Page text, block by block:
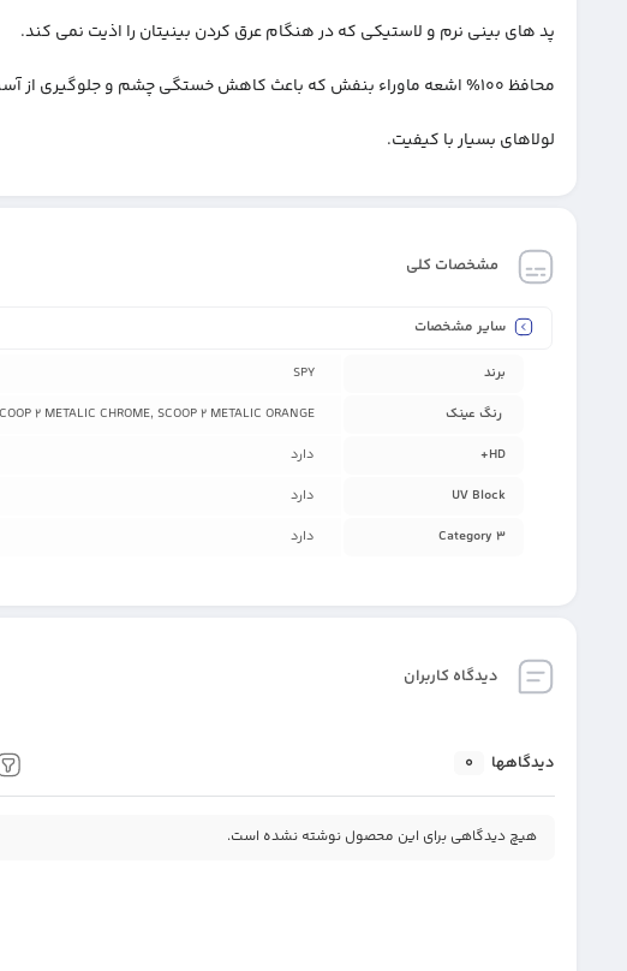
پد های بینی نرم و لاستیکی که در هنگام عرق کردن بینیتان را اذیت نمی کند.
محافظ 100% اشعه ماوراء بنفش که باعث کاهش خستگی چشم و جلوگیری از آسیب رسیدن به چشم ها در طولانی مدت می شود .
لولاهای بسیار با کیفیت.
مشخصات کلی
سایر مشخصات
برند
SPY
رنگ عینک
2 METALIC CHROME, SCOOP 2 METALIC ORANGE
HD+
دارد
UV Block
دارد
Category 3
دارد
دیدگاه کاربران
دیدگاهها 0
هیچ دیدگاهی برای این محصول نوشته نشده است.